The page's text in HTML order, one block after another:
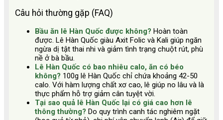
Câu hỏi thường gặp (FAQ)
Bầu ăn lê Hàn Quốc được không? Hoàn toàn
được. Lê Hàn Quốc giàu Axit Folic và Kali giúp ngăn
ngừa dị tật thai nhi và giảm tình trạng chuột rút, phù
nề ở bà bầu.
Lê Hàn Quốc có bao nhiêu calo, ăn có béo
không? 100g lê Hàn Quốc chỉ chứa khoảng 42-50
calo. Với hàm lượng chất xơ cao, lê giúp no lâu và là
thực phẩm hỗ trợ giảm cân tuyệt vời.
Tại sao quả lê Hàn Quốc lại có giá cao hơn lê
thông thường? Do quy trình canh tác nghiêm ngặt